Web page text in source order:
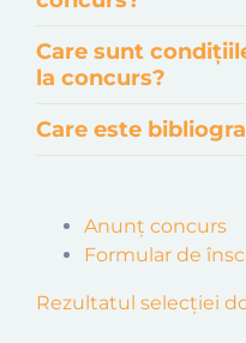
Care sunt
la concurs?
Care este
Anunț concurs
Formular de
Rezultatul selecției